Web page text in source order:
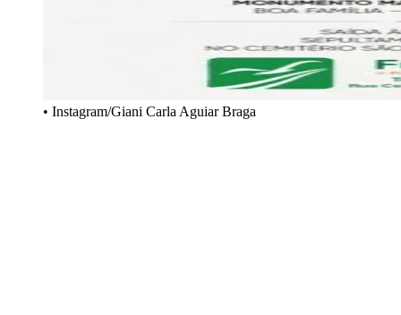
• Instagram/Giani Carla Aguiar Braga